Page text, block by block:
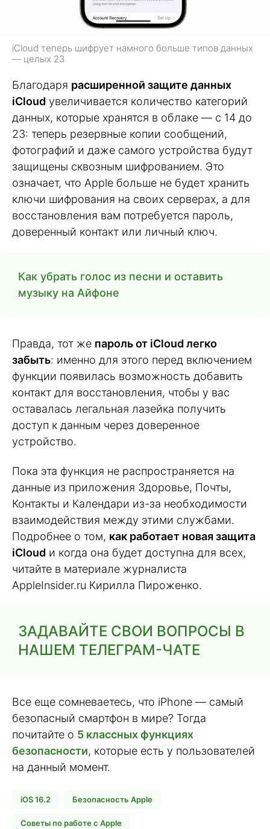
iCloud теперь шифрует намного больше типов данных
— целых 23
Благодаря расширенной защите данных
iCloud увеличивается количество категорий
данных, которые хранятся в облаке — с 14 до
23: теперь резервные копии сообщений,
фотографий и даже самого устройства будут
защищены сквозным шифрованием. Это
означает, что Apple больше не будет хранить
ключи шифрования на своих серверах, а для
восстановления вам потребуется пароль,
доверенный контакт или личный ключ.
Как убрать голос из песни и оставить
музыку на Айфоне
Правда, тот же пароль от iCloud легко
забыть: именно для этого перед включением
функции появилась возможность добавить
контакт для восстановления, чтобы у вас
оставалась легальная лазейка получить
доступ к данным через доверенное
устройство.
Пока эта функция не распространяется на
данные из приложения Здоровье, Почты,
Контакты и Календари из-за необходимости
взаимодействия между этими службами.
Подробнее о том, как работает новая защита
iCloud и когда она будет доступна для всех,
читайте в материале журналиста
AppleInsider.ru Кирилла Пироженко.
ЗАДАВАЙТЕ СВОИ ВОПРОСЫ В
НАШЕМ ТЕЛЕГРАМ-ЧАТЕ
Все еще сомневаетесь, что iPhone — самый
безопасный смартфон в мире? Тогда
почитайте о 5 классных функциях
безопасности, которые есть у пользователей
на данный момент.
iOS 16.2 Безопасность Apple
Советы по работе с Apple